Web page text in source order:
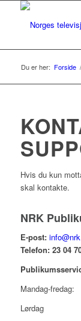
Du er her: Forside /
Hvis du kun
skal kontakte.
NRK
E-post:
Telefon: 23 04
Mandag-
Lørdag